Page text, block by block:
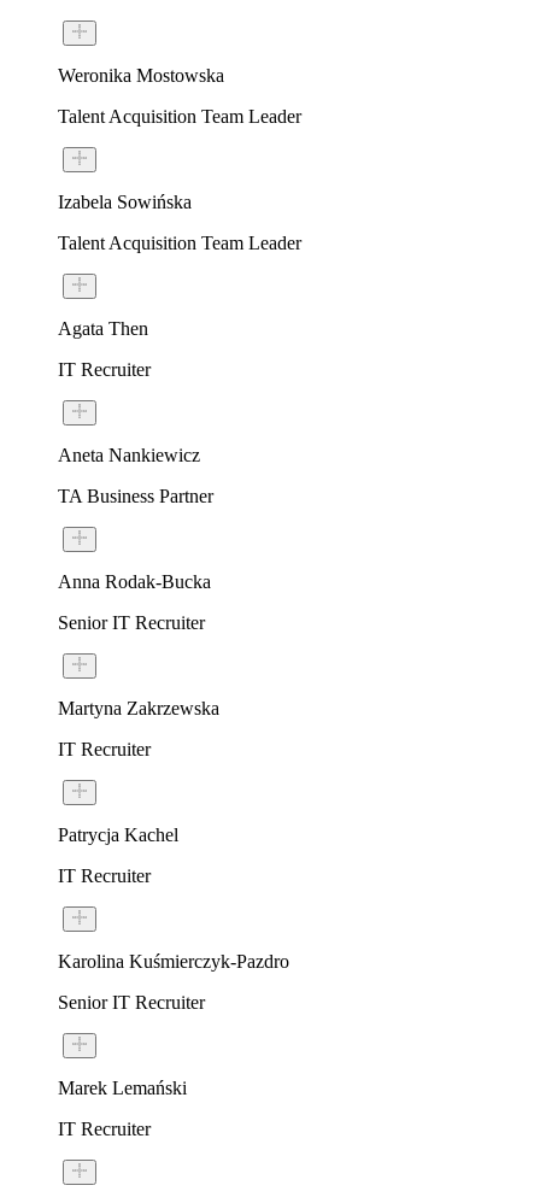
Weronika Mostowska
Talent Acquisition Team Leader
Izabela Sowińska
Talent Acquisition Team Leader
Agata Then
IT Recruiter
Aneta Nankiewicz
TA Business Partner
Anna Rodak-Bucka
Senior IT Recruiter
Martyna Zakrzewska
IT Recruiter
Patrycja Kachel
IT Recruiter
Karolina Kuśmierczyk‑Pazdro
Senior IT Recruiter
Marek Lemański
IT Recruiter